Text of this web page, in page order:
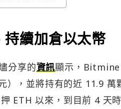
續加倉以太幣
分享的資訊顯示，Bitmine
），並將持有的近 11.9
ETH 以來，到目前 4 天